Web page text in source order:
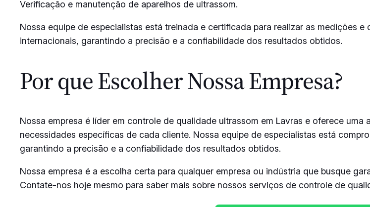
Verificação e manutenção de aparelhos de ultrassom.
Nossa equipe de especialistas está treinada e certificada para realizar as medições
internacionais, garantindo a precisão e a confiabilidade dos resultados obtidos.
Por que Escolher Nossa Empresa?
Nossa empresa é líder em controle de qualidade ultrassom em Lavras e oferece
necessidades específicas de cada cliente. Nossa equipe de especialistas está
garantindo a precisão e a confiabilidade dos resultados obtidos.
Nossa empresa é a escolha certa para qualquer empresa ou indústria que busque
Contate-nos hoje mesmo para saber mais sobre nossos serviços de controle de